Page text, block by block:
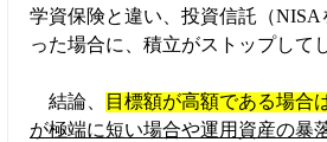
学資保険と違い、投資信託（
った場合に、積立がストップして
結論、 目標額が高額である場合
が極端に短い場合や運用資産の暴